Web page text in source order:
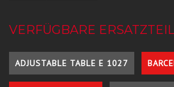
VERFÜGBARE
ADJUSTABLE TABLE E 1027